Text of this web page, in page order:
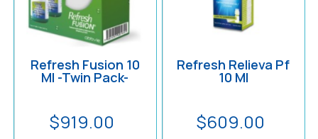
Respiratorio
Reumatología
Urología
Refresh Fusion 10
Ml -Twin Pack-
$919.00
Refresh Relieva Pf
10 Ml
$609.00